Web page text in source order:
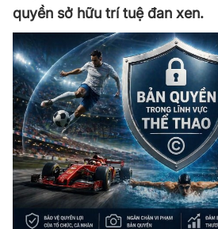
quyền sở hữu trí tuệ đan xen.